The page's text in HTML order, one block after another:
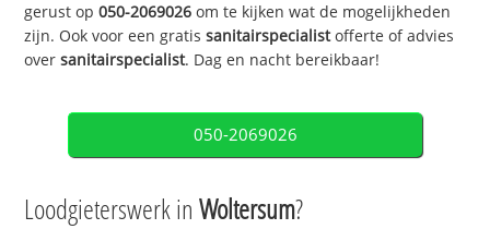
gerust op050-2069026 om te kijken wat de mogelijkheden
zijn. Ook voor een gratissanitairspecialistofferte of advies
oversanitairspecialist. Dag en nacht bereikbaar!
050-2069026
Loodgieterswerk inWoltersum?